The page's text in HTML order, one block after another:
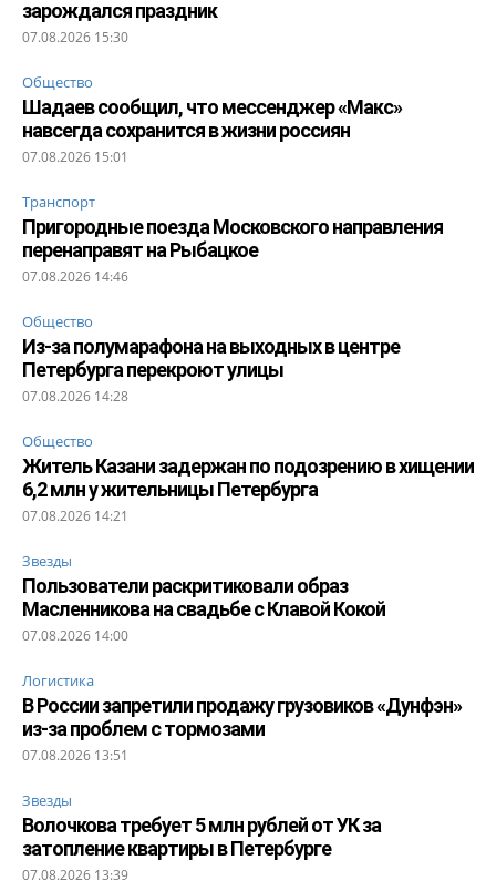
зарождался праздник
07.08.2026 15:30
Общество
Шадаев сообщил, что мессенджер «Макс»
навсегда сохранится в жизни россиян
07.08.2026 15:01
Транспорт
Пригородные поезда Московского направления
перенаправят на Рыбацкое
07.08.2026 14:46
Общество
Из-за полумарафона на выходных в центре
Петербурга перекроют улицы
07.08.2026 14:28
Общество
Житель Казани задержан по подозрению в хищении
6,2 млн у жительницы Петербурга
07.08.2026 14:21
Звезды
Пользователи раскритиковали образ
Масленникова на свадьбе с Клавой Кокой
07.08.2026 14:00
Логистика
В России запретили продажу грузовиков «Дунфэн»
из-за проблем с тормозами
07.08.2026 13:51
Звезды
Волочкова требует 5 млн рублей от УК за
затопление квартиры в Петербурге
07.08.2026 13:39